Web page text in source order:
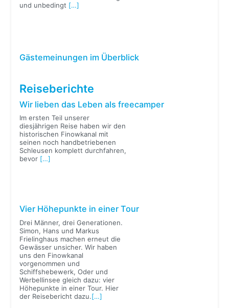
und unbedingt […]
Gästemeinungen im Überblick
Reiseberichte
Wir lieben das Leben als freecamper
Im ersten Teil unserer
diesjährigen Reise haben wir den
historischen Finowkanal mit
seinen noch handbetriebenen
Schleusen komplett durchfahren,
bevor […]
Vier Höhepunkte in einer Tour
Drei Männer, drei Generationen.
Simon, Hans und Markus
Frielinghaus machen erneut die
Gewässer unsicher. Wir haben
uns den Finowkanal
vorgenommen und
Schiffshebewerk, Oder und
Werbellinsee gleich dazu: vier
Höhepunkte in einer Tour. Hier
der Reisebericht dazu.[…]